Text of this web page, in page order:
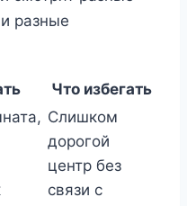
разные
Что избегать
Слишком
дорогой
центр без
связи с